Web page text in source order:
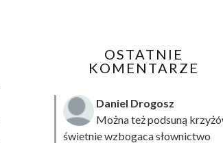
OSTATNIE
KOMENTARZE
Daniel Drogosz
Można też podsuną
świetnie wzbogaca słownictwo